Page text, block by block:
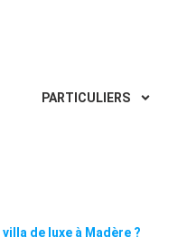
PARTICULIERS
de luxe à Madère ?